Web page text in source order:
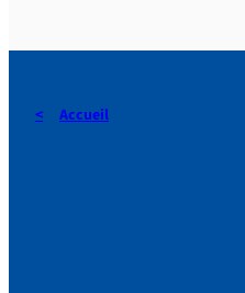
Accueil